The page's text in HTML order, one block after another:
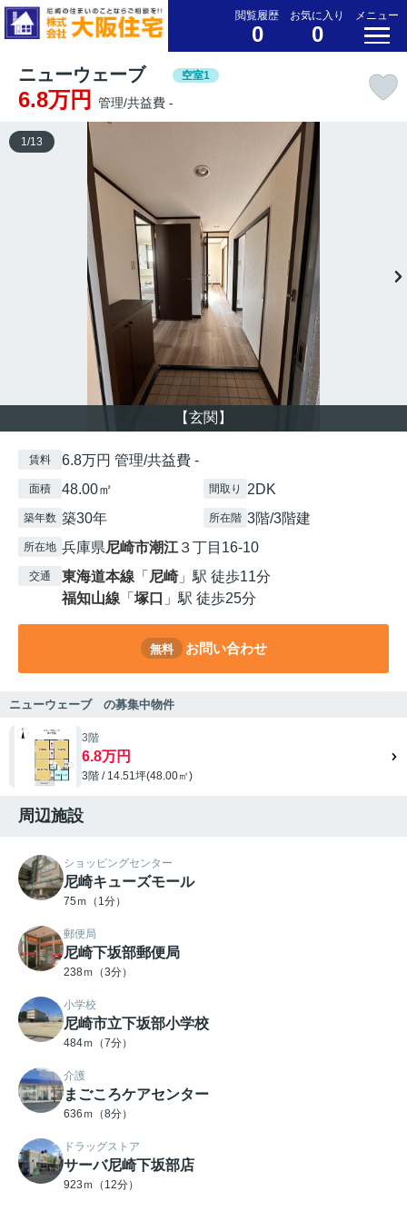
閲覧履歴
0
お気に入り
0
メニュー
ニューウェーブ 空室1
6.8万円 管理/共益費 -
【玄関】
1/13
賃料 6.8万円 管理/共益費 -
面積 48.00㎡ 間取り 2DK
築年数 築30年 所在階 3階/3階建
所在地 兵庫県尼崎市潮江 ３丁目16-10
交通 東海道本線 「 尼崎」駅 徒歩11分
福知山線 「 塚口 」駅 徒歩25分
無料 お問い合わせ
ニューウェーブ の募集中物件
3階
6.8万円
3階 / 14.51坪(48.00㎡)
周辺施設
ショッピングセンター
尼崎キューズモール
75ｍ（1分）
郵便局
尼崎下坂部郵便局
238ｍ（3分）
小学校
尼崎市立下坂部小学校
484ｍ（7分）
介護
まごころケアセンター
636ｍ（8分）
ドラッグストア
サーバ尼崎下坂部店
923ｍ（12分）